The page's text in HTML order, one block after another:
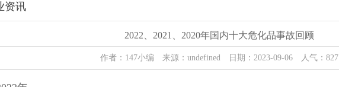
资讯
2022、2021、2020年国内十大危化品事故回顾
作者：147小编 来源：undefined 日期：2023-09-06 人气：827